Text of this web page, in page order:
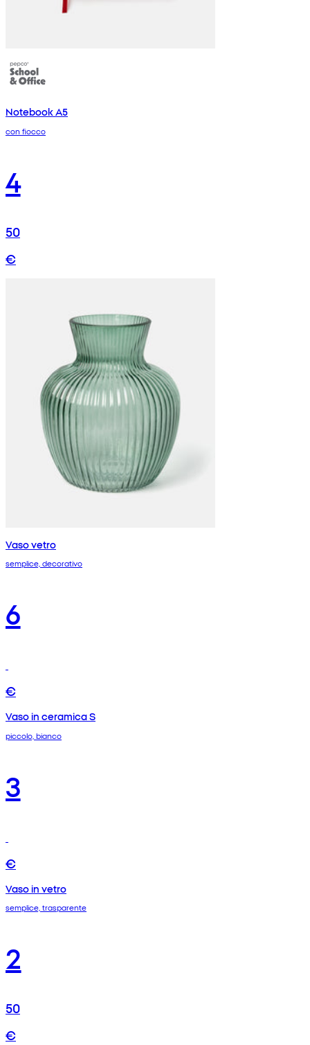
Notebook A5
con fiocco
4
50
€
Vaso vetro
semplice, decorativo
6
€
Vaso in ceramica S
piccolo, bianco
3
€
Vaso in vetro
semplice, trasparente
2
50
€